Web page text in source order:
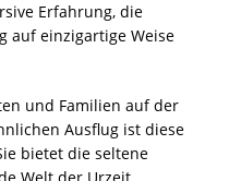
Erfahrung, die
auf einzigartige Weise
und Familien auf der
Ausflug ist diese
bietet die seltene